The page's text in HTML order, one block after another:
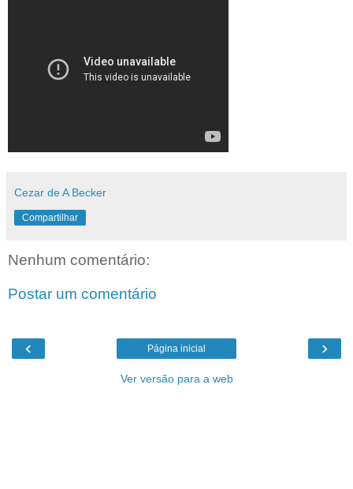
Cezar de A Becker
Compartilhar
Nenhum comentário:
Postar um comentário
‹ ›
Página inicial
Ver versão para a web